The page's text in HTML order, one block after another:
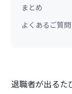
まとめ
よくあるご質問
退職者が出るた